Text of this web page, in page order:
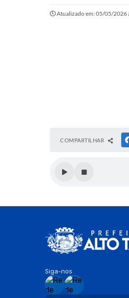
Atualizado em: 05/05/2026
COMPARTILHAR
Siga-nos